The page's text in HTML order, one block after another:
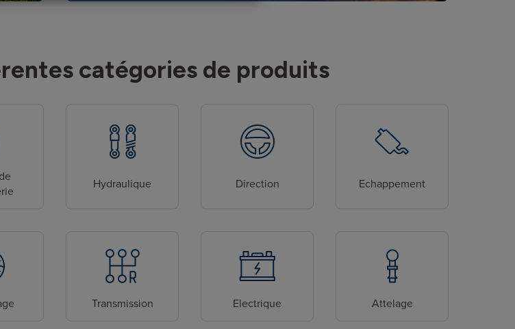
catégories de produits
Hydraulique Direction Echappement
Transmission Electrique Attelage